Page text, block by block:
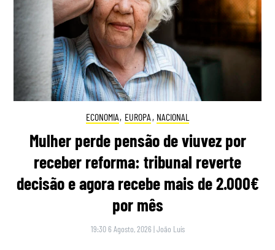
ECONOMIA, EUROPA , NACIONAL
Mulher perde pensão de viuvez por
receber reforma: tribunal reverte
decisão e agora recebe mais de 2.000€
por mês
19:30 6 Agosto, 2026 |João Luís